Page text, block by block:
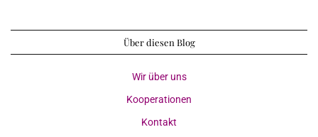
Über diesen Blog
Wir über uns
Kooperationen
Kontakt